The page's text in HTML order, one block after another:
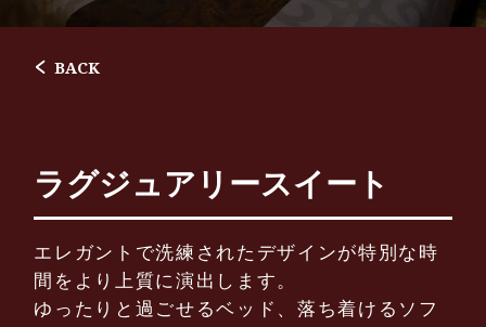
BACK
ラグジュアリースイート
エレガントで洗練されたデザインが特別な時
間をより上質に演出します。
ゆったりと過ごせるベッド、落ち着けるソフ